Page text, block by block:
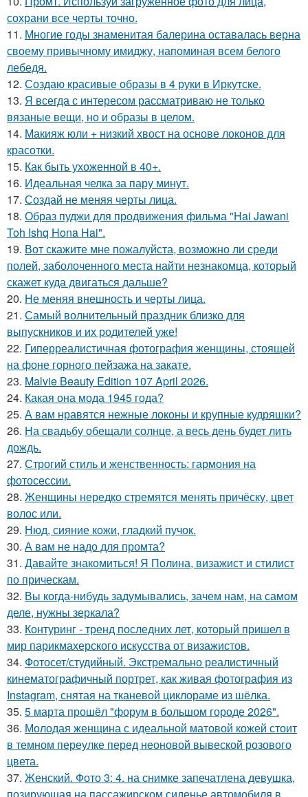
сохрани все черты точно.
11. Многие годы знаменитая балерина оставалась верна
своему привычному имиджу, напоминая всем белого
лебедя.
12. Создаю красивые образы в 4 руки в Иркутске.
13. Я всегда с интересом рассматриваю не только
вязаные вещи, но и образы в целом.
14. Макияж юли + низкий хвост на основе локонов для
красотки.
15. Как быть ухоженной в 40+.
16. Идеальная челка за пару минут.
17. Создай не меняя черты лица.
18. Образ пуджи для продвижения фильма "Hai Jawani
Toh Ishq Hona Hai".
19. Вот скажите мне пожалуйста, возможно ли среди
полей, заболоченного места найти незнакомца, который
скажет куда двигаться дальше?
20. Не меняя внешность и черты лица.
21. Самый волнительный праздник близко для
выпускников и их родителей уже!
22. Гиперреалистичная фотография женщины, стоящей
на фоне горного пейзажа на закате.
23. Malvie Beauty Edition 107 April 2026.
24. Какая она мода 1945 года?
25. А вам нравятся нежные локоны и крупные кудряшки?
26. На свадьбу обещали солнце, а весь день будет лить
дождь.
27. Строгий стиль и женственность: гармония на
фотосессии.
28. Женщины нередко стремятся менять причёску, цвет
волос или.
29. Нюд, сияние кожи, гладкий пучок.
30. А вам не надо для промта?
31. Давайте знакомиться! Я Полина, визажист и стилист
по прическам.
32. Вы когда-нибудь задумывались, зачем нам, на самом
деле, нужны зеркала?
33. Контуринг - тренд последних лет, который пришел в
мир парикмахерского искусства от визажистов.
34. Фотосет/студийный. Экстремально реалистичный
кинематографичный портрет, как живая фотография из
Instagram, снятая на тканевой циклораме из шёлка.
35. 5 марта прошёл "форум в большом городе 2026".
36. Молодая женщина с идеальной матовой кожей стоит
в темном переулке перед неоновой вывеской розового
цвета.
37. Женский. Фото 3: 4. на снимке запечатлена девушка,
позирующая на пассажирском сиденье автомобиля в